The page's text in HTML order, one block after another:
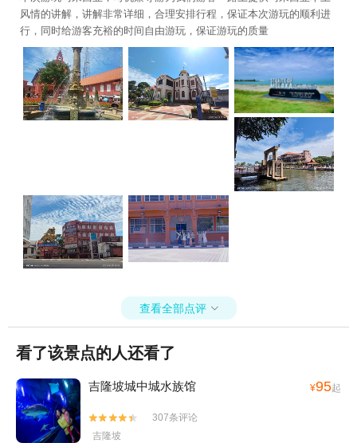
风情的讲解，讲解非常详细，合理安排行程，保证本次游玩的顺利进
行，同时给游客充裕的时间自由游玩，保证游玩的质量
查看全部点评 
看了该景点的人还看了
吉隆坡城中城水族馆 ¥95起


307条评论
吉隆坡